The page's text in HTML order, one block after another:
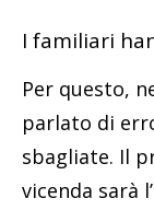
I familiari
Per questo,
parlato di
sbagliate. Il
vicenda sarà